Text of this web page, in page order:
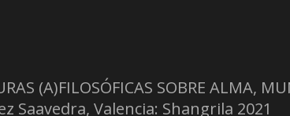
(A)FILOSÓFICAS SOBRE ALMA,
Saavedra, Valencia: Shangrila 2021